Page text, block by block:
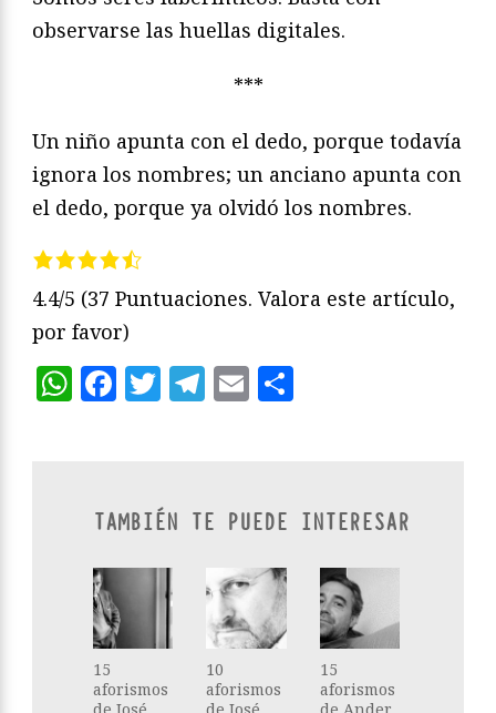
observarse las huellas digitales.
***
Un niño apunta con el dedo, porque todavía
ignora los nombres; un anciano apunta con
el dedo, porque ya olvidó los nombres.
4.4/5 (37 Puntuaciones. Valora este artículo,
por favor)
WhatsApp
Facebook
Twitter
Telegram
Email
TAMBIÉN TE PUEDE INTERESAR
15
aforismos
10
aforismos
15
aforismos